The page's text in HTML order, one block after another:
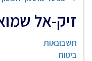
זיק-אל
חשבונאות
ביטוח